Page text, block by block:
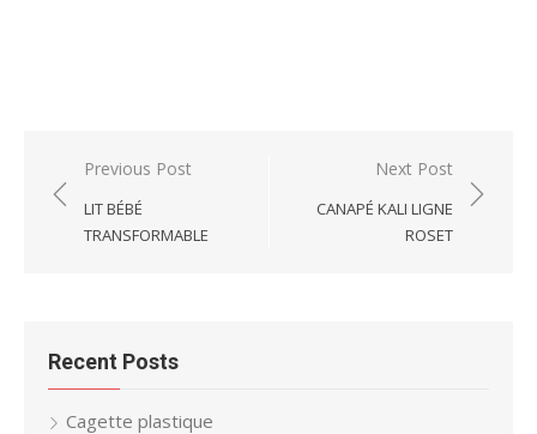
Post
navigation
Previous Post
LIT BÉBÉ
TRANSFORMABLE
Next Post
CANAPÉ KALI LIGNE
ROSET
Recent Posts
Cagette plastique